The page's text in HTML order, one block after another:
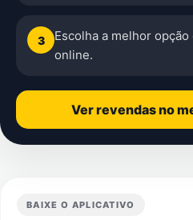
3
Escolha a melhor opção
online.
Ver revendas no
BAIXE O APLICATIVO